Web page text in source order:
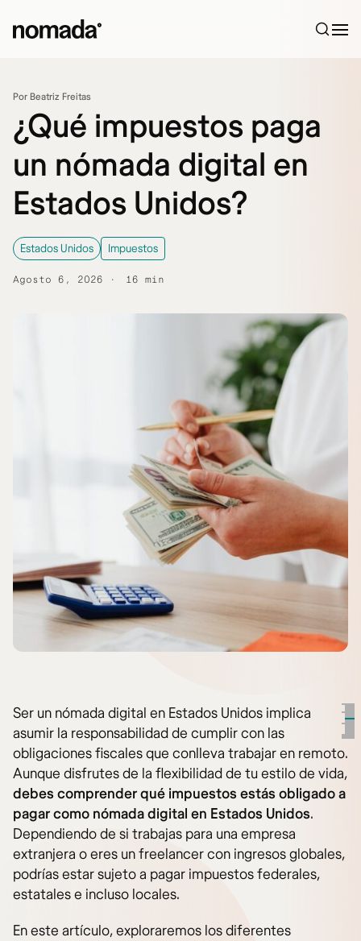
Por Beatriz Freitas
¿Qué impuestos paga
un nómada digital en
Estados Unidos?
Estados Unidos Impuestos
Agosto 6, 2026 16 min
Ser un nómada digital en Estados Unidos implica
asumir la responsabilidad de cumplir con las
obligaciones fiscales que conlleva trabajar en remoto.
Aunque disfrutes de la flexibilidad de tu estilo de vida,
debes comprender qué impuestos estás obligado a
pagar como nómada digital en Estados Unidos.
Dependiendo de si trabajas para una empresa
extranjera o eres un freelancer con ingresos globales,
podrías estar sujeto a pagar impuestos federales,
estatales e incluso locales.
En este artículo, exploraremos los diferentes